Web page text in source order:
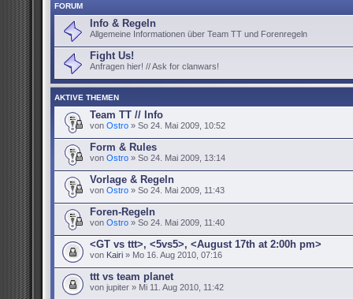
FORUM
Info & Regeln
Allgemeine Informationen über Team TT und Forenregeln
Fight Us!
Anfragen hier! // Ask for clanwars!
AKTIVE THEMEN
Team TT // Info
von Ostro » So 24. Mai 2009, 10:52
Form & Rules
von Ostro » So 24. Mai 2009, 13:14
Vorlage & Regeln
von Ostro » So 24. Mai 2009, 11:43
Foren-Regeln
von Ostro » So 24. Mai 2009, 11:40
<GT vs ttt>, <5vs5>, <August 17th at 2:00h pm>
von Kairi » Mo 16. Aug 2010, 07:16
ttt vs team planet
von jupiter » Mi 11. Aug 2010, 11:42